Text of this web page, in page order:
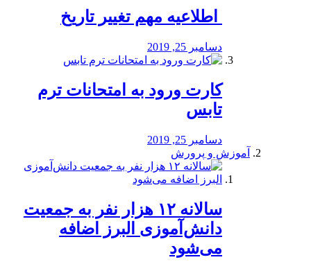
️ اطلاعیه مهم تغییر تاریخ
دسامبر 25, 2019
کارت ورود به امتحانات ترم
تابس
دسامبر 25, 2019
آموزش و پرورش
️سالانه ۱۲ هزار نفر به جمعیت
دانش‌آموزی البرز اضافه
می‌شود